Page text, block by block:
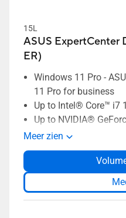
15L
ASUS ExpertCenter
ER)
Windows 11 Pro -
11 Pro for business
Up to Intel® Core™ i7
Up to NVIDIA®
15L compact and
expandability
Durability-tested to
standard and ASUS
Extensive I/O ports
connectivity needs
Meer zien